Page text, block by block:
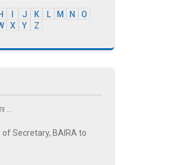
J K L M N
O
X Y Z
...
Secretary, BAIRA to